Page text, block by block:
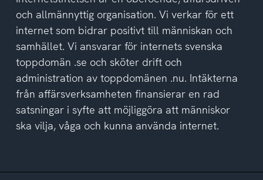
och allmännyttig organisation. Vi verkar för ett
internet som bidrar positivt till människan och
samhället. Vi ansvarar för internets svenska
toppdomän .se och sköter drift och
administration av toppdomänen .nu. Intäkterna
från affärsverksamheten finansierar en rad
satsningar i syfte att möjliggöra att människor
ska vilja, våga och kunna använda internet.